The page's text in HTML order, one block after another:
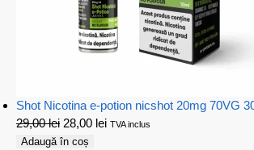
Shot Nicotina e-potion nicshot 20mg 70VG
29,00lei 28,00 lei TVA inclus
Adaugă în coș